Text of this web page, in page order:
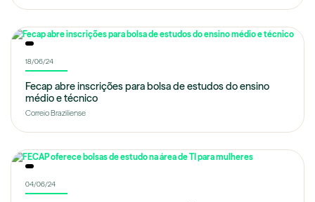
18/06/24
Fecap abre inscrições para bolsa de estudos do ensino
médio e técnico
Correio Braziliense
04/06/24